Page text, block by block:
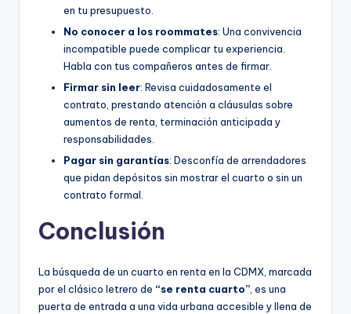
en tu presupuesto.
No conocer a los roommates: Una convivencia
incompatible puede complicar tu experiencia.
Habla con tus compañeros antes de firmar.
Firmar sin leer: Revisa cuidadosamente el
contrato, prestando atención a cláusulas sobre
aumentos de renta, terminación anticipada y
responsabilidades.
Pagar sin garantías: Desconfía de arrendadores
que pidan depósitos sin mostrar el cuarto o sin un
contrato formal.
Conclusión
La búsqueda de un cuarto en renta en la CDMX, marcada
por el clásico letrero de “se renta cuarto”, es una
puerta de entrada a una vida urbana accesible y llena de